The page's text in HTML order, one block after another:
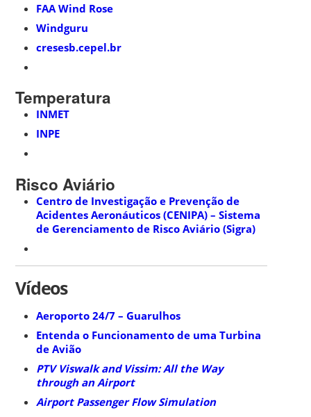
FAA Wind Rose
Windguru
cresesb.cepel.br
Temperatura
INMET
INPE
Risco Aviário
Centro de Investigação e Prevenção de
Acidentes Aeronáuticos (CENIPA) – Sistema
de Gerenciamento de Risco Aviário (Sigra)
Vídeos
Aeroporto 24/7 – Guarulhos
Entenda o Funcionamento de uma Turbina
de Avião
PTV Viswalk and Vissim: All the Way
through an Airport
Airport Passenger Flow Simulation